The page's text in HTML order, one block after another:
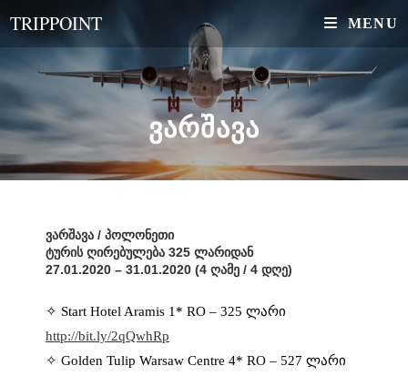
TRIPPOINT MENU
ᲕᲐᲠᲨᲐᲕᲐ
ვარშავა / პოლონეთი
ტურის ღირებულება 325 ლარიდან
27.01.2020 – 31.01.2020 (4 ღამე / 4 დღე)
✧ Start Hotel Aramis 1* RO – 325 ლარი
http://bit.ly/2qQwhRp
✧ Golden Tulip Warsaw Centre 4* RO – 527 ლარი